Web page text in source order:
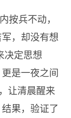
按兵不动，
，却没有想
决定思想
是一夜之间
让清晨醒来
果，验证了